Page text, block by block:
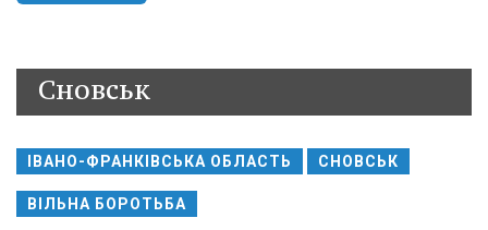
Сновськ
ІВАНО-ФРАНКІВСЬКА ОБЛАСТЬ СНОВСЬК
ВІЛЬНА БОРОТЬБА